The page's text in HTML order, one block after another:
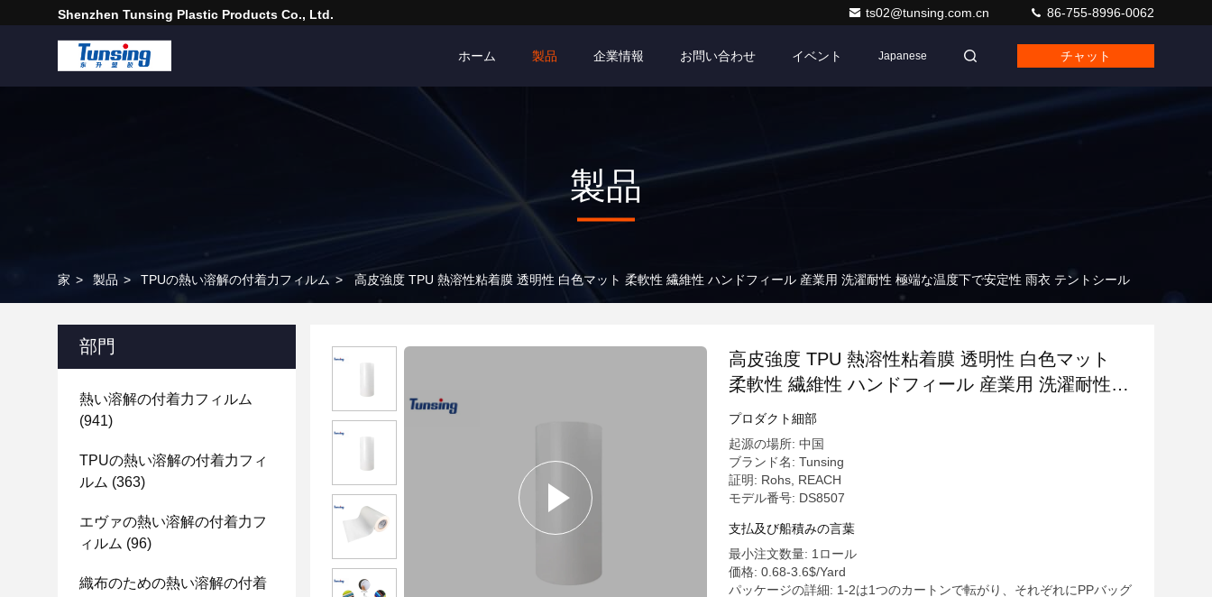
Shenzhen Tunsing Plastic Products Co., Ltd. ts02@tunsing.com.cn 86-755-8996-0062
ホーム 製品 企業情報 お問い合わせ イベント Japanese チャット
製品
家 > 製品 > TPUの熱い溶解の付着力フィルム > 高皮強度 TPU 熱溶性粘着膜 透明性 白色マット 柔軟性 繊維性 ハンドフィール 産業用 洗濯耐性 極端な温度下で安定性 雨衣 テントシール
部門
熱い溶解の付着力フィルム
(941)
TPUの熱い溶解の付着力フィ
ルム (363)
エヴァの熱い溶解の付着力フ
ィルム (96)
織布のための熱い溶解の付着
高皮強度 TPU 熱溶性粘着膜 透明性 白色マット
柔軟性 繊維性 ハンドフィール 産業用 洗濯耐性
極端な温度下で安定性 雨衣 テントシール
プロダクト細部
起源の場所: 中国
ブランド名: Tunsing
証明: Rohs, REACH
モデル番号: DS8507
支払及び船積みの言葉
最小注文数量: 1ロール
価格: 0.68-3.6$/Yard
パッケージの詳細: 1-2は1つのカートンで転がり、それぞれにPPバッグ